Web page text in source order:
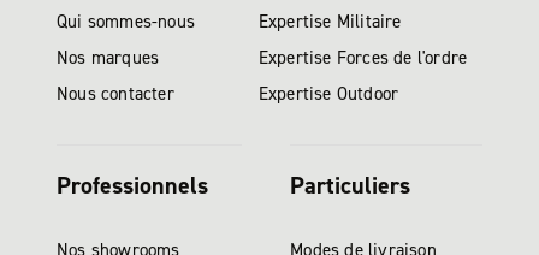
Qui sommes-nous
Nos marques
Nous contacter
Expertise Militaire
Expertise Forces de l'ordre
Expertise Outdoor
Professionnels
Nos showrooms
Particuliers
Modes de livraison